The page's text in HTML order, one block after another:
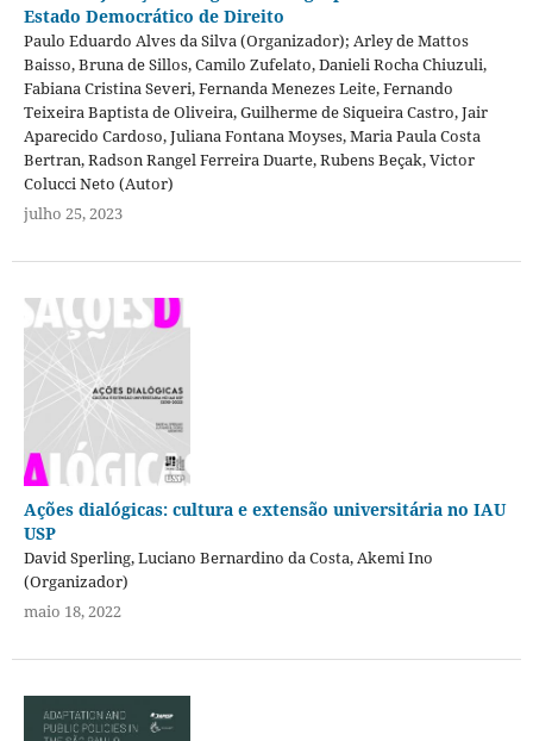
Estado Democrático de Direito
Paulo Eduardo Alves da Silva (Organizador); Arley de Mattos
Baisso, Bruna de Sillos, Camilo Zufelato, Danieli Rocha Chiuzuli,
Fabiana Cristina Severi, Fernanda Menezes Leite, Fernando
Teixeira Baptista de Oliveira, Guilherme de Siqueira Castro, Jair
Aparecido Cardoso, Juliana Fontana Moyses, Maria Paula Costa
Bertran, Radson Rangel Ferreira Duarte, Rubens Beçak, Victor
Colucci Neto (Autor)
julho 25, 2023
Ações dialógicas: cultura e extensão universitária no IAU
USP
David Sperling, Luciano Bernardino da Costa, Akemi Ino
(Organizador)
maio 18, 2022